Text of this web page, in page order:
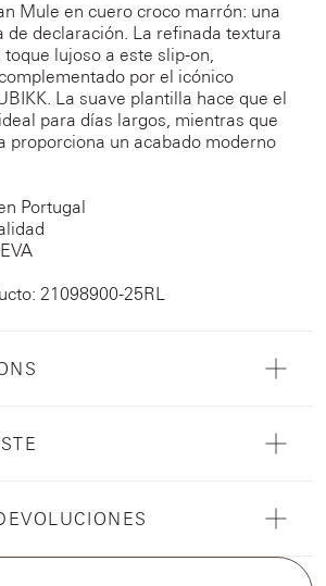
Mule en cuero croco marrón: una
de declaración. La refinada textura
lujoso a este slip-on,
por el icónico
La suave plantilla hace que el
para días largos, mientras que
proporciona un acabado moderno
Portugal
21098900-25RL